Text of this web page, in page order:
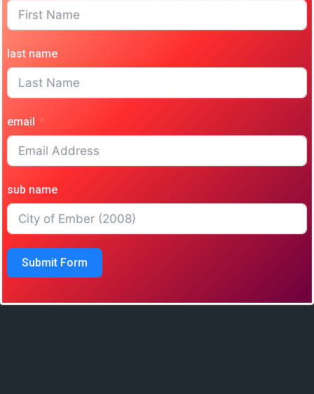
last name
email
sub name
Submit Form